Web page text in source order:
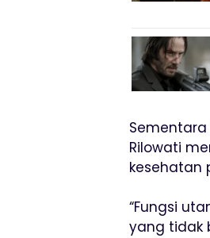
Sementara
Rilowati
kesehatan
“Fungsi
yang tidak